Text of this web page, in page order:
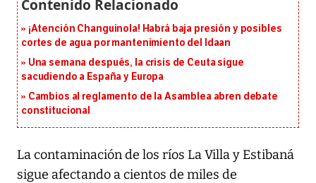
¡Atención Changuinola! Habrá baja presión y posibles
cortes de agua por mantenimiento del Idaan
Una semana después, la crisis de Ceuta sigue
sacudiendo a España y Europa
Cambios al reglamento de la Asamblea abren debate
constitucional
La contaminación de los ríos La Villa y Estibaná
sigue afectando a cientos de miles de